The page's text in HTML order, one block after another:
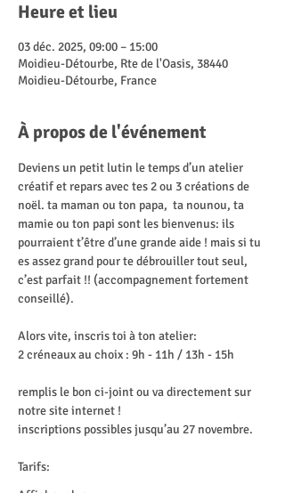
Heure et lieu
03 déc. 2025, 09:00 – 15:00
Moidieu-Détourbe, Rte de l'Oasis, 38440
Moidieu-Détourbe, France
À propos de l'événement
Deviens un petit lutin le temps d’un atelier
créatif et repars avec tes 2 ou 3 créations de
noël. ta maman ou ton papa,  ta nounou, ta
mamie ou ton papi sont les bienvenus: ils
pourraient t’être d’une grande aide ! mais si tu
es assez grand pour te débrouiller tout seul,
c’est parfait !! (accompagnement fortement
conseillé).
Alors vite, inscris toi à ton atelier:
2 créneaux au choix : 9h - 11h / 13h - 15h
remplis le bon ci-joint ou va directement sur
notre site internet !
inscriptions possibles jusqu’au 27 novembre.
Tarifs: